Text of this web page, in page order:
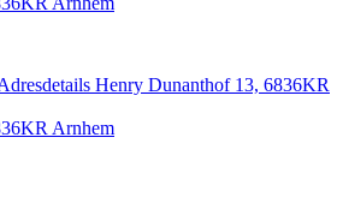
Henry Dunanthof 13, 6836KR
Arnhem